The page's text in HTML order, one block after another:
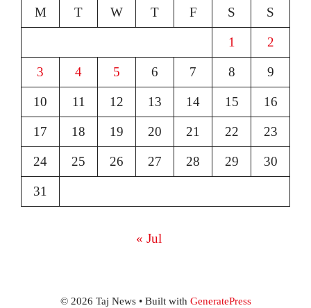
M
T W T F S S
1 2
3 4 5 6 7 8 9
10 11 12 13 14 15 16
17 18 19 20 21 22 23
24 25 26 27 28 29 30
31
« Jul
© 2026 Taj News• Built with GeneratePress